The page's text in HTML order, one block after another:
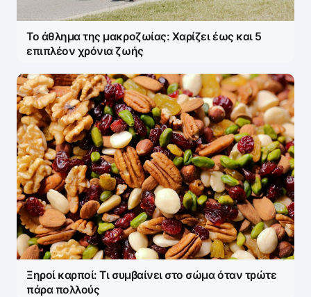
Το άθλημα της μακροζωίας: Χαρίζει έως και 5
επιπλέον χρόνια ζωής
Ξηροί καρποί: Τι συμβαίνει στο σώμα όταν τρώτε
πάρα πολλούς